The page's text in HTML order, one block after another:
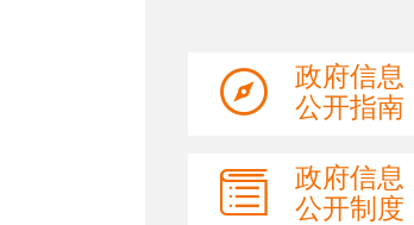
政府信息
公开指南
政府信息
公开制度